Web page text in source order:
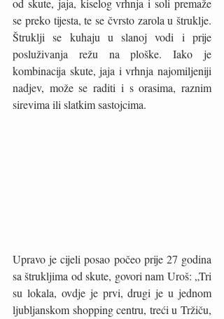
od skute, jaja, kiselog vrhnja i soli premaže
se preko tijesta, te se čvrsto zarola u štruklje.
Štruklji se kuhaju u slanoj vodi i prije
posluživanja režu na ploške. Iako je
kombinacija skute, jaja i vrhnja najomiljeniji
nadjev, može se raditi i s orasima, raznim
sirevima ili slatkim sastojcima.
Upravo je cijeli posao počeo prije 27 godina
sa štrukljima od skute, govori nam Uroš: „Tri
su lokala, ovdje je prvi, drugi je u jednom
ljubljanskom shopping centru, treći u Tržiču,